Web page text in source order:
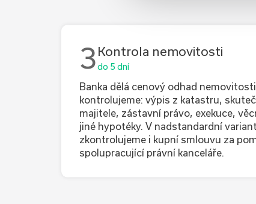
3 Kontrola nemovitosti
do 5 dní
Banka dělá cenový odhad
kontrolujeme: výpis z katastru,
majitele, zástavní právo, exekuce,
jiné hypotéky. V nadstandardní
zkontrolujeme i kupní smlouvu za
spolupracující právní kanceláře.